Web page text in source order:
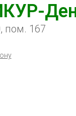
пом. 167